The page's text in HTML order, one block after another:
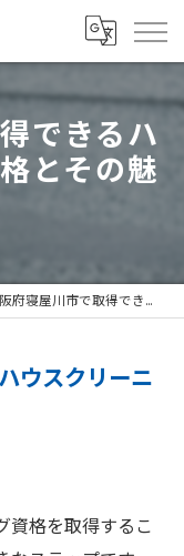
できるハ
とその魅
屋川市で取得できるハウスクリーニング資格とその魅力
ウスクリーニ
資格を取得するこ